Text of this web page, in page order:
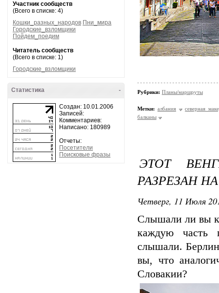
Участник сообществ
(Всего в списке: 4)
Кошки_разных_народов Пни_мира
Городские_взломщики
Пойдем_поедим
Читатель сообществ
(Всего в списке: 1)
Городские_взломщики
-
Статистика
Создан: 10.01.2006
Записей:
Комментариев:
Написано: 180989
Отчеты:
Посетители
Поисковые фразы
Рубрики: Планы/маршруты
Метки: албания
северная
балканы
ЭТОТ
РАЗРЕЗАН
Четверг, 11 Июля
Слышали ли вы
каждую часть
слышали.
вы, что
Словакии?